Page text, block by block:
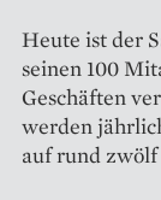
Heute ist der
seinen 100
Geschäften
werden
auf rund